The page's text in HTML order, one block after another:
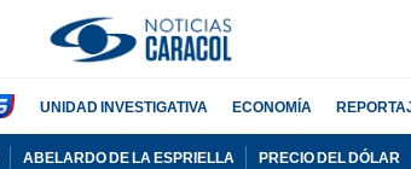
UNIDAD INVESTIGATIVA ECONOMÍA
ABELARDO DE LA ESPRIELLA PRECIO DEL DÓLAR